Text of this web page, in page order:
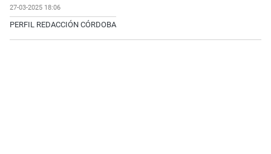
27-03-2025 18:06
PERFIL REDACCIÓN CÓRDOBA